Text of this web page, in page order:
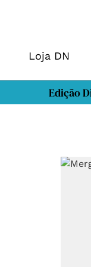
Loja DN
Edição